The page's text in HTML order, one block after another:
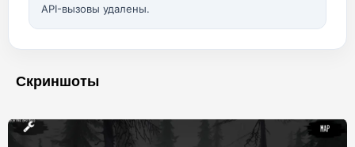
API-вызовы удалены.
Скриншоты